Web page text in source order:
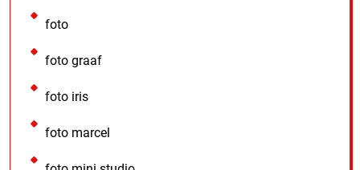
foto
foto graaf
foto iris
foto marcel